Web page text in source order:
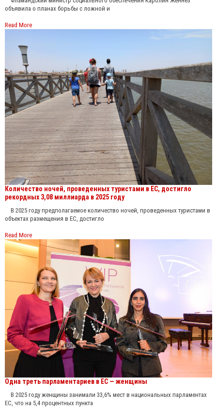
объявила о планах борьбы с ложной и
Read More
Количество ночей, проведенных туристами в ЕС, достигло
рекордных 3,08 миллиарда в 2025 году
В 2025 году предполагаемое количество ночей, проведенных туристами в
объектах размещения в ЕС, достигло
Read More
Одна треть парламентариев в ЕС — женщины
В 2025 году женщины занимали 33,6% мест в национальных парламентах
ЕС, что на 5,4 процентных пункта